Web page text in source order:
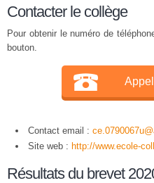
Contacter le collège
Pour obtenir le numéro de
bouton.
Contact email :
Site web : http://www.ecole-
Résultats du brevet